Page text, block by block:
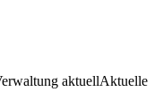
aktuellAktuelle